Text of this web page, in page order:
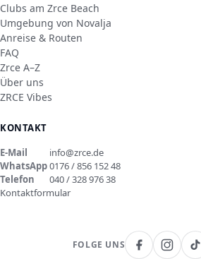
Clubs am Zrce Beach
Umgebung von Novalja
Anreise & Routen
FAQ
Zrce A–Z
Über uns
ZRCE Vibes
KONTAKT
E-Mail
info@zrce.de
WhatsApp0176 / 856 152 48
Telefon
040 / 328 976 38
Kontaktformular
FOLGE UNS